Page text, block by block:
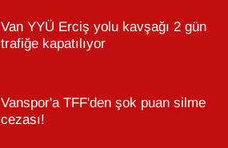
Van YYÜ Erciş yolu kavşağı 2 gün
trafiğe kapatılıyor
Vanspor'a TFF'den şok puan silme
cezası!